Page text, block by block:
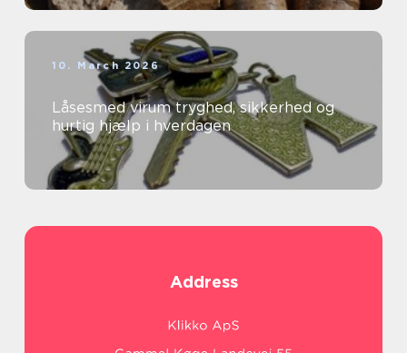
10. March 2026
Låsesmed virum tryghed, sikkerhed og
hurtig hjælp i hverdagen
Address